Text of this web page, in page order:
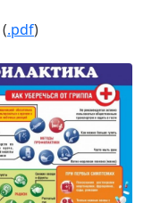
(.pdf)